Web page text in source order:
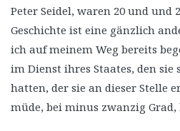
Peter Seidel, waren 20 und und
Geschichte ist eine gänzlich
ich auf meinem Weg bereits
im Dienst ihres Staates, den sie
hatten, der sie an dieser Stelle
müde, bei minus zwanzig